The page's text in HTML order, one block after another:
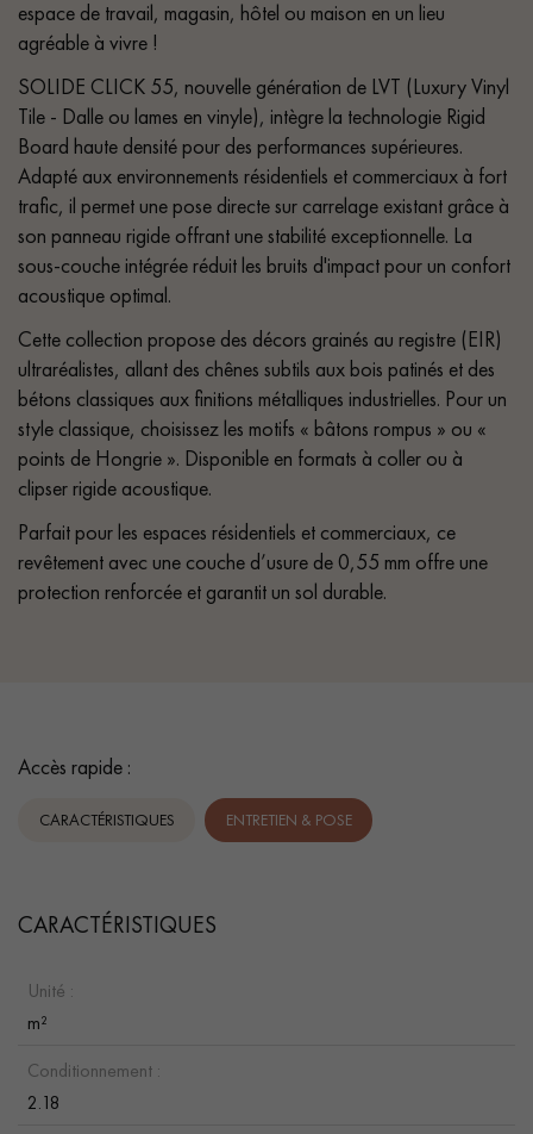
espace de travail, magasin, hôtel ou maison en un lieu
agréable à vivre !
SOLIDE CLICK 55, nouvelle génération de LVT (Luxury Vinyl
Tile - Dalle ou lames en vinyle), intègre la technologie Rigid
Board haute densité pour des performances supérieures.
Adapté aux environnements résidentiels et commerciaux à fort
trafic, il permet une pose directe sur carrelage existant grâce à
son panneau rigide offrant une stabilité exceptionnelle. La
sous-couche intégrée réduit les bruits d'impact pour un confort
acoustique optimal.
Cette collection propose des décors grainés au registre (EIR)
ultraréalistes, allant des chênes subtils aux bois patinés et des
bétons classiques aux finitions métalliques industrielles. Pour un
style classique, choisissez les motifs « bâtons rompus » ou «
points de Hongrie ». Disponible en formats à coller ou à
clipser rigide acoustique.
Parfait pour les espaces résidentiels et commerciaux, ce
revêtement avec une couche d’usure de 0,55 mm offre une
protection renforcée et garantit un sol durable.
Accès rapide :
CARACTÉRISTIQUES ENTRETIEN & POSE
CARACTÉRISTIQUES
Unité :
m²
Conditionnement :
2.18